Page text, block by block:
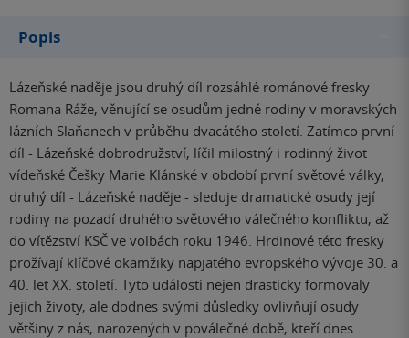
Popis
Lázeňské naděje jsou druhý díl rozsáhlé románové fresky
Romana Ráže, věnující se osudům jedné rodiny v moravských
lázních Slaňanech v průběhu dvacátého století. Zatímco první
díl - Lázeňské dobrodružství, líčil milostný i rodinný život
vídeňské Češky Marie Klánské v období první světové války,
druhý díl - Lázeňské naděje - sleduje dramatické osudy její
rodiny na pozadí druhého světového válečného konfliktu, až
do vítězství KSČ ve volbách roku 1946. Hrdinové této fresky
prožívají klíčové okamžiky napjatého evropského vývoje 30. a
40. let XX. století. Tyto události nejen drasticky formovaly
jejich životy, ale dodnes svými důsledky ovlivňují osudy
většiny z nás, narozených v poválečné době, kteří dnes